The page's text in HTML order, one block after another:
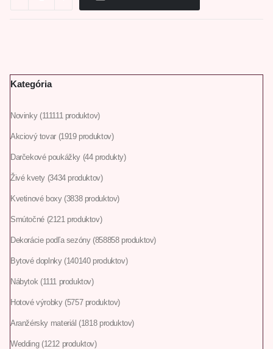
Kategória
Novinky 111111 produktov
Akciový tovar 1919 produktov
Darčekové poukážky 44 produkty
Živé kvety 3434 produktov
Kvetinové boxy 3838 produktov
Smútočné 21 21 produktov
Dekorácie podľa sezóny 858858 produktov
Bytové doplnky 140140 produktov
Nábytok 11 11 produktov
Hotové výrobky 5757 produktov
Aranžérsky materiál 1818 produktov
Wedding 1212 produktov